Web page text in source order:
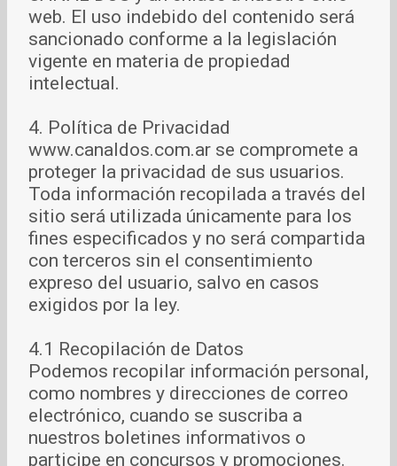
web. El uso indebido del contenido será
sancionado conforme a la legislación
vigente en materia de propiedad
intelectual.
4. Política de Privacidad
www.canaldos.com.ar se compromete a
proteger la privacidad de sus usuarios.
Toda información recopilada a través del
sitio será utilizada únicamente para los
fines especificados y no será compartida
con terceros sin el consentimiento
expreso del usuario, salvo en casos
exigidos por la ley.
4.1 Recopilación de Datos
Podemos recopilar información personal,
como nombres y direcciones de correo
electrónico, cuando se suscriba a
nuestros boletines informativos o
participe en concursos y promociones.